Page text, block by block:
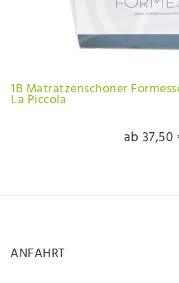
1B Matratzenschoner
La Piccola
ab 37,50
ANFAHRT